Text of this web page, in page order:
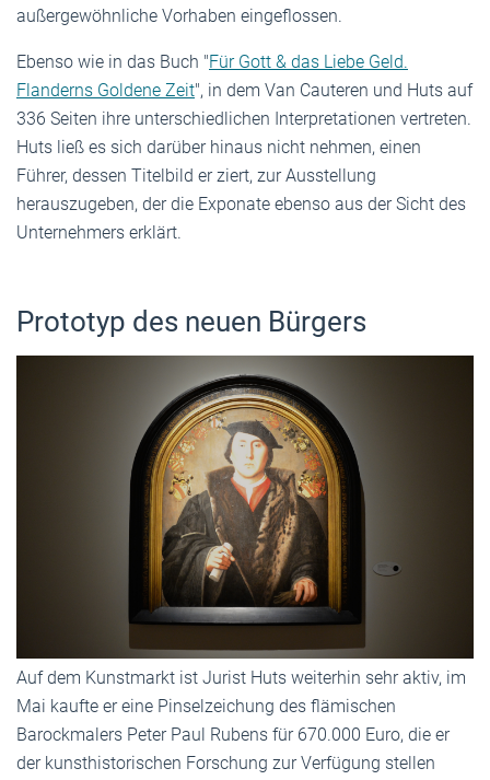
außergewöhnliche Vorhaben eingeflossen.
Ebenso wie in das Buch "Für Gott & das Liebe Geld.
Flanderns Goldene Zeit", in dem Van Cauteren und Huts auf
336 Seiten ihre unterschiedlichen Interpretationen vertreten.
Huts ließ es sich darüber hinaus nicht nehmen, einen
Führer, dessen Titelbild er ziert, zur Ausstellung
herauszugeben, der die Exponate ebenso aus der Sicht des
Unternehmers erklärt.
Prototyp des neuen Bürgers
Auf dem Kunstmarkt ist Jurist Huts weiterhin sehr aktiv, im
Mai kaufte er eine Pinselzeichung des flämischen
Barockmalers Peter Paul Rubens für 670.000 Euro, die er
der kunsthistorischen Forschung zur Verfügung stellen